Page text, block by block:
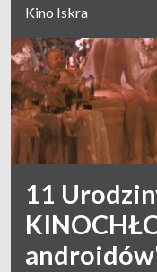
Kino Iskra
11